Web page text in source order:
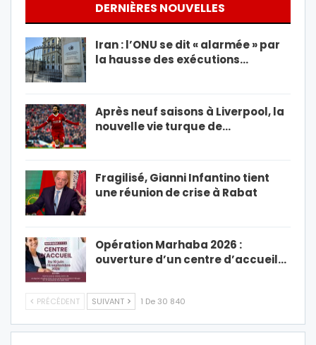
DERNIÈRES NOUVELLES
Iran : l’ONU se dit « alarmée » par
la hausse des exécutions…
Après neuf saisons à Liverpool, la
nouvelle vie turque de…
Fragilisé, Gianni Infantino tient
une réunion de crise à Rabat
Opération Marhaba 2026 :
ouverture d’un centre d’accueil…
PRÉCÉDENT SUIVANT 1 De 30 840